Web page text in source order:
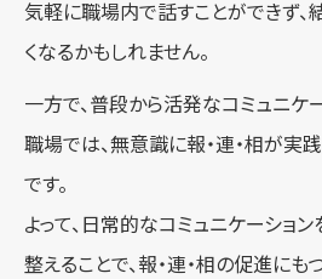
気軽に職場内で話すことができず、
くなるかもしれません。
一方で、普段から活発なコミュニケ
職場では、無意識に報・連・相が実
です。
よって、日常的なコミュニケーショ
整えることで、報・連・相の促進にも